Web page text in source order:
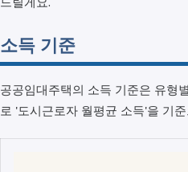
소득 기준
공공임대주택의 소득 기준은 유형
로 '도시근로자 월평균 소득'을 기